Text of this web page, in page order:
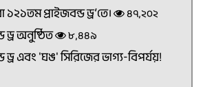
প্রাইজবন্ড ড্র’তে। ৪৭,২০২
ড্র অনুষ্ঠিত ৮,৪৪৯
ড্র এবং 'ঘঙ' সিরিজের ভাগ্য-বিপর্যয়!